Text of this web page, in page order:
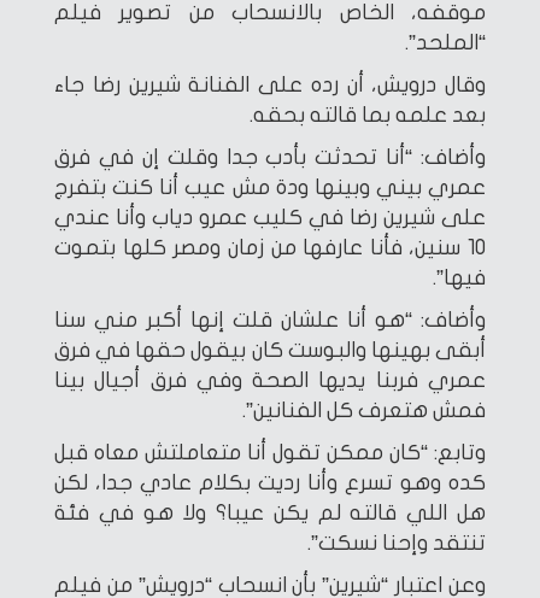
موقفه، الخاص بالانسحاب من تصوير فيلم
“الملحد”.
وقال درويش، أن رده على الفنانة شيرين رضا جاء
بعد علمه بما قالته بحقه.
وأضاف: “أنا تحدثت بأدب جدا وقلت إن في فرق
عمري بيني وبينها ودة مش عيب أنا كنت بتفرج
على شيرين رضا في كليب عمرو دياب وأنا عندي
10 سنين، فأنا عارفها من زمان ومصر كلها بتموت
فيها”.
وأضاف: “هو أنا علشان قلت إنها أكبر مني سنا
أبقى بهينها والبوست كان بيقول حقها في فرق
عمري فربنا يديها الصحة وفي فرق أجيال بينا
فمش هتعرف كل الفنانين”.
وتابع: “كان ممكن تقول أنا متعاملتش معاه قبل
كده وهو تسرع وأنا رديت بكلام عادي جدا، لكن
هل اللي قالته لم يكن عيبا؟ ولا هو في فئة
تنتقد وإحنا نسكت”.
وعن اعتبار “شيرين” بأن انسحاب “درويش” من فيلم